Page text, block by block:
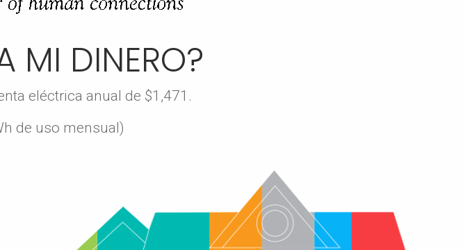
MI DINERO?
eléctrica anual de $1,471.
de uso mensual)